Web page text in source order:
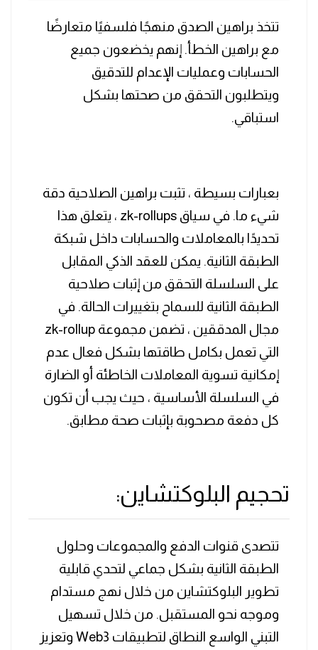
تتخذ براهين الصدق منهجًا فلسفيًا متعارضًا
مع براهين الخطأ. إنهم يخضعون جميع
الحسابات وعمليات الإعدام للتدقيق
ويتطلبون التحقق من صحتها بشكل
استباقي.
بعبارات بسيطة ، تثبت براهين الصلاحية دقة
شيء ما. في سياق zk-rollups ، يتعلق هذا
تحديدًا بالمعاملات والحسابات داخل شبكة
الطبقة الثانية. يمكن للعقد الذكي المقابل
على السلسلة التحقق من إثبات صلاحية
الطبقة الثانية للسماح بتغييرات الحالة. في
مجال المدققين ، تضمن مجموعة zk-rollup
التي تعمل بكامل طاقتها بشكل فعال عدم
إمكانية تسوية المعاملات الخاطئة أو الضارة
في السلسلة الأساسية ، حيث يجب أن تكون
كل دفعة مصحوبة بإثبات صحة مطابق.
تحجيم البلوكتشاين:
تتصدى قنوات الدفع والمجموعات وحلول
الطبقة الثانية بشكل جماعي لتحدي قابلية
تطوير البلوكتشاين من خلال نهج مستدام
وموجه نحو المستقبل. من خلال تسهيل
التبني الواسع النطاق لتطبيقات Web3 وتعزيز